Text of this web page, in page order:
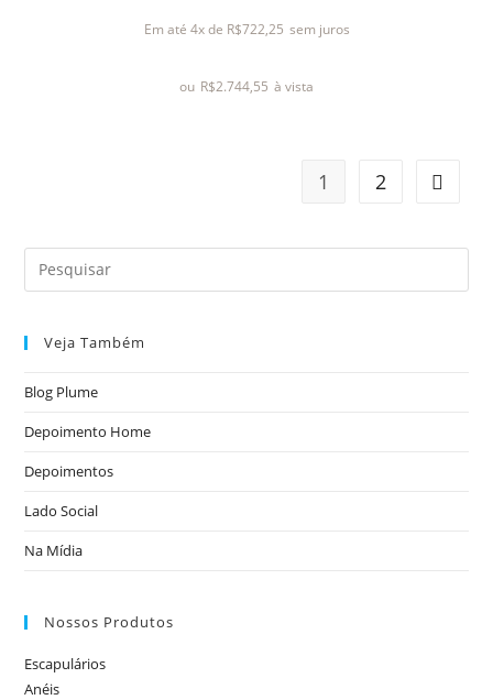
Em até 4x de R$722,25 sem juros
ou R$2.744,55 à vista
1 2
Veja Também
Blog Plume
Depoimento Home
Depoimentos
Lado Social
Na Mídia
Nossos Produtos
Escapulários
Anéis